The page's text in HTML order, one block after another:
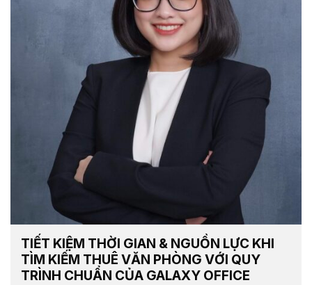
TIẾT KIỆM THỜI GIAN & NGUỒN LỰC KHI
TÌM KIẾM THUÊ VĂN PHÒNG VỚI QUY
TRÌNH CHUẨN CỦA GALAXY OFFICE